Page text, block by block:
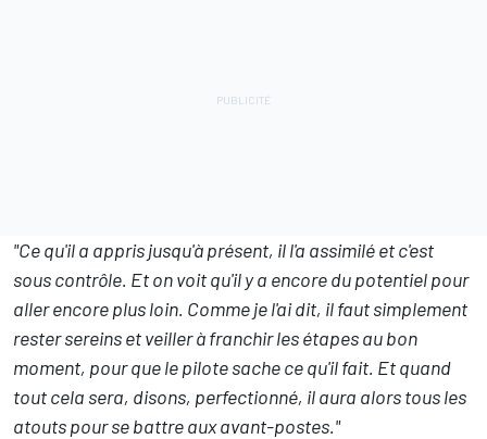
"Ce qu'il a appris jusqu'à présent, il l'a assimilé et c'est
sous contrôle. Et on voit qu'il y a encore du potentiel pour
aller encore plus loin. Comme je l'ai dit, il faut simplement
rester sereins et veiller à franchir les étapes au bon
moment, pour que le pilote sache ce qu'il fait. Et quand
tout cela sera, disons, perfectionné, il aura alors tous les
atouts pour se battre aux avant-postes."